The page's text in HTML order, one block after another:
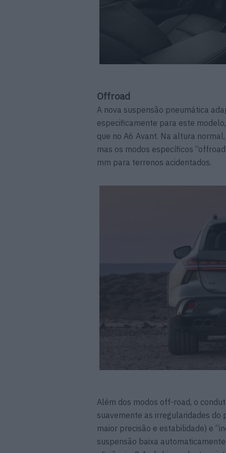
Offroad
A nova suspensão pneumática
especificamente para este
que no A6 Avant. Na altura
mas os modos específicos
mm para terrenos acidentados.
Além dos modos off-road, o
suavemente as irregularidades do
maior precisão e estabilidade) e
suspensão baixa